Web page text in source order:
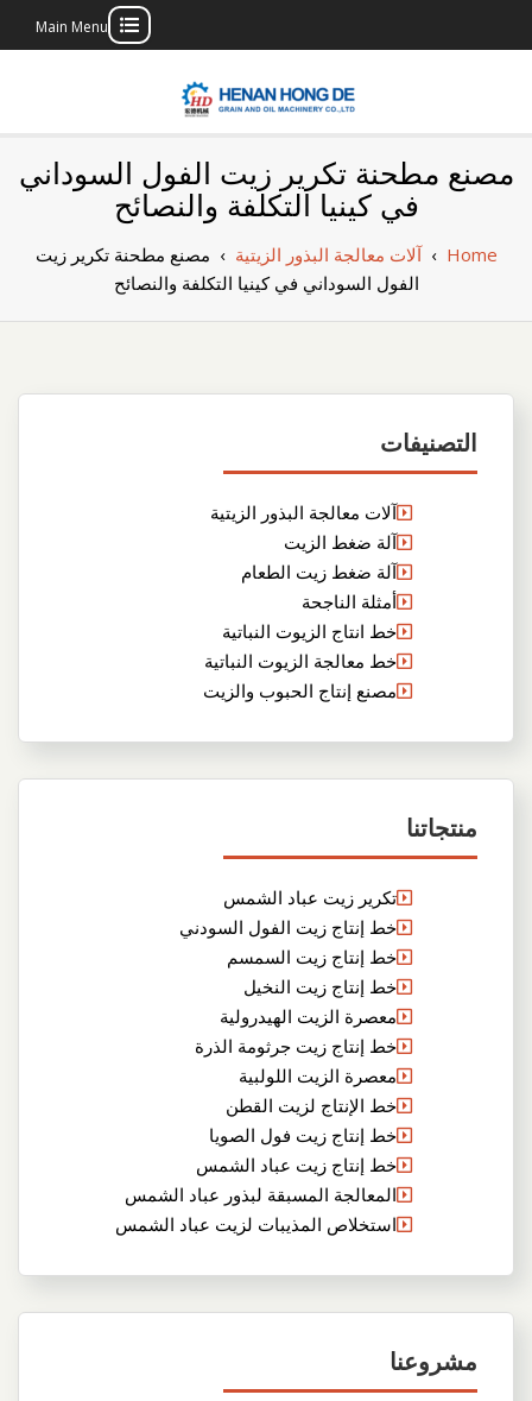
Main Menu
بناء مصنع إنتاج
الزيوت النباتية
الخاص بك
مصنع مطحنة تكرير زيت الفول السوداني
في كينيا التكلفة والنصائح
Home
›آلات معالجة البذور الزيتية › مصنع مطحنة تكرير زيت
الفول السوداني في كينيا التكلفة والنصائح
التصنيفات
آلات معالجة البذور الزيتية
آلة ضغط الزيت
آلة ضغط زيت الطعام
أمثلة الناجحة
خط انتاج الزيوت النباتية
خط معالجة الزيوت النباتية
مصنع إنتاج الحبوب والزيت
منتجاتنا
تكرير زيت عباد الشمس
خط إنتاج زيت الفول السودني
خط إنتاج زيت السمسم
خط إنتاج زيت النخيل
معصرة الزيت الهيدرولية
خط إنتاج زيت جرثومة الذرة
معصرة الزيت اللولبية
خط الإنتاج لزيت القطن
خط إنتاج زيت فول الصويا
خط إنتاج زيت عباد الشمس
المعالجة المسبقة لبذور عباد الشمس
استخلاص المذيبات لزيت عباد الشمس
مشروعنا